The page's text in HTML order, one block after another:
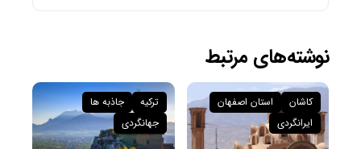
نوشته‌های مرتبط
کاشان
استان اصفهان
ایرانگردی
ترکیه
جاذبه ها
جهانگردی